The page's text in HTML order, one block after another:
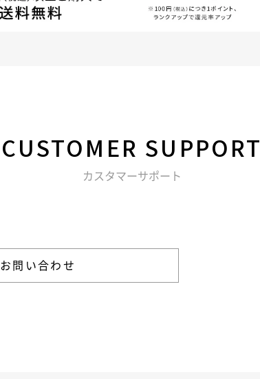
CUSTOMER SUPPORT
カスタマーサポート
お問い合わせ